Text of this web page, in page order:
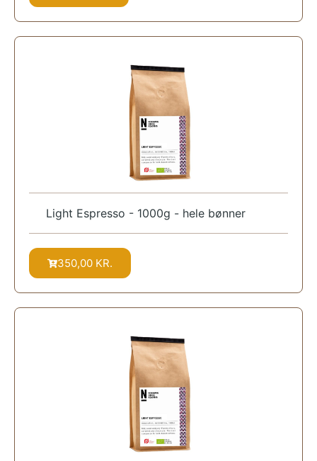
Light Espresso - 1000g - hele bønner
350,00 KR.